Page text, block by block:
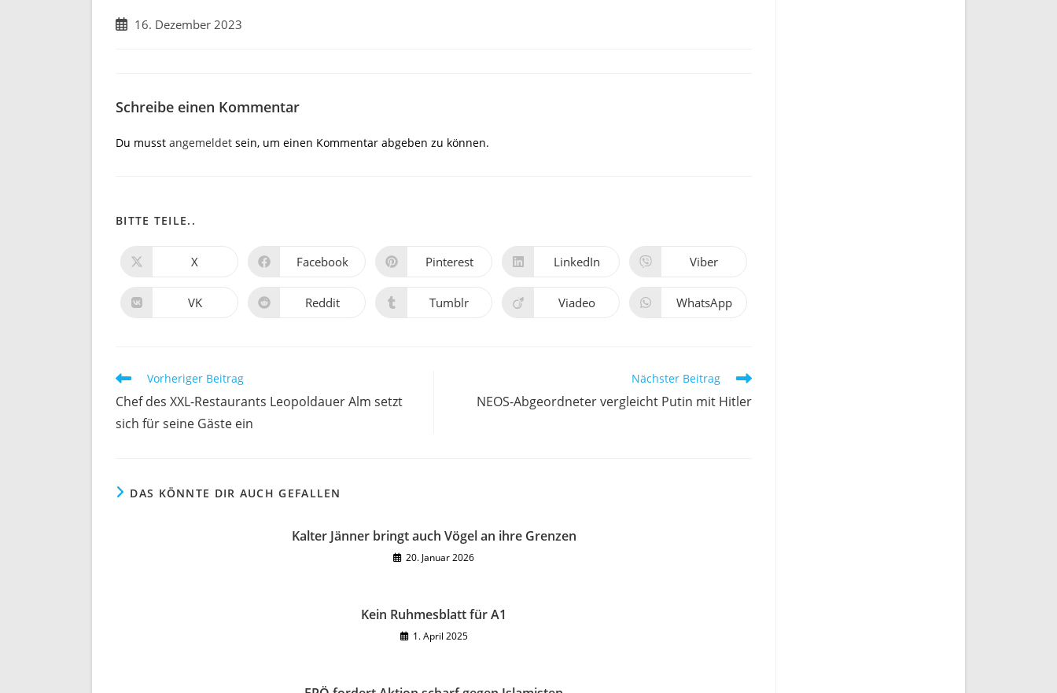
16. Dezember 2023
Schreibe einen Kommentar
Du musst angemeldet sein, um einen Kommentar abgeben zu können.
BITTE TEILE..
X Facebook Pinterest LinkedIn Viber
VK Reddit Tumblr Viadeo WhatsApp
Vorheriger Beitrag
Chef des XXL-Restaurants Leopoldauer Alm setzt
sich für seine Gäste ein
Nächster Beitrag
NEOS-Abgeordneter vergleicht Putin mit Hitler
DAS KÖNNTE DIR AUCH GEFALLEN
Kalter Jänner bringt auch Vögel an ihre Grenzen
20. Januar 2026
Kein Ruhmesblatt für A1
1. April 2025